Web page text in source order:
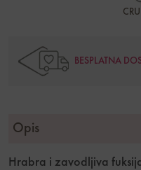
BESPLATNA
Opis
Hrabra i zavodljiva